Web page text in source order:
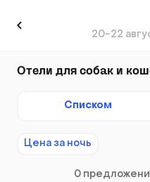
20-22
Отели для собак и
Списком
Цена за ночь
0